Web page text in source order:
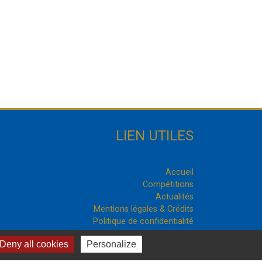
LIEN UTILES
Accueil
Compétitions
Actualités
Mentions légales & Crédits
Politique de confidentialité
Deny all cookies Personalize